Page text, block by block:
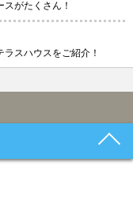
がたくさん！
スハウスをご紹介！